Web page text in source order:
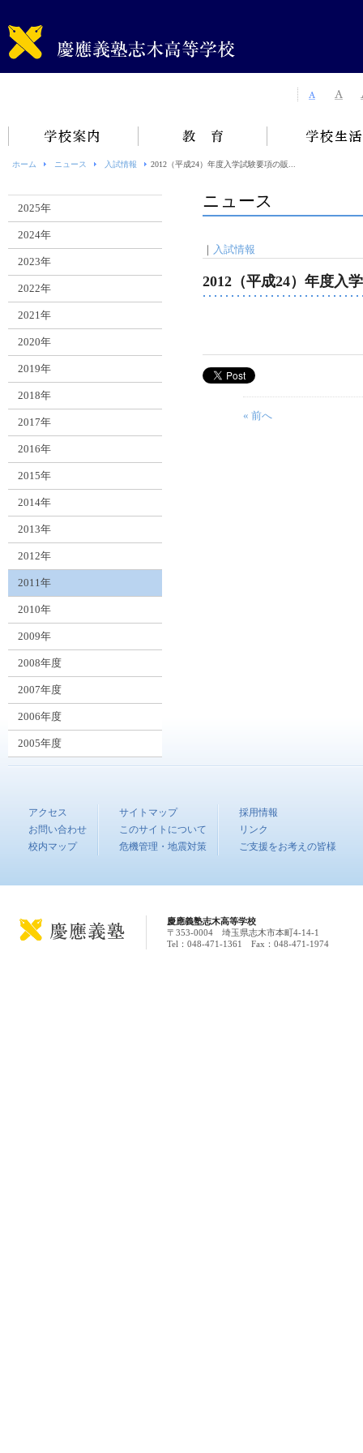
ホーム ニュース 入試情報 2012（平成24）年度入学試験要項の販...
ニュース
｜ 入試情報
2012（平成24）年度入
« 前へ
2025年
2024年
2023年
2022年
2021年
2020年
2019年
2018年
2017年
2016年
2015年
2014年
2013年
2012年
2011年
2010年
2009年
2008年度
2007年度
2006年度
2005年度
アクセス
お問い合わせ
校内マップ
サイトマップ
このサイトについて
危機管理・地震対策
採用情報
リンク
ご支援をお考えの皆様
慶應義塾志木高等学校
〒353-0004 埼玉県志木市本町4-14-1
Tel：048-471-1361 Fax：048-471-1974